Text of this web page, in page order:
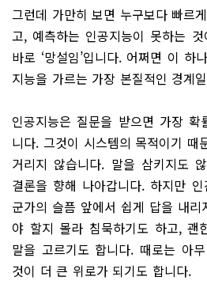
그런데 가만히 보면 누구보다 빠르
고, 예측하는 인공지능이 못하는
바로 ‘망설임’입니다. 어쩌면 이 하
지능을 가르는 가장 본질적인 경계
인공지능은 질문을 받으면 가장
니다. 그것이 시스템의 목적이기 때
거리지 않습니다. 말을 삼키지도
결론을 향해 나아갑니다. 하지만
군가의 슬픔 앞에서 쉽게 답을 내
야 할지 몰라 침묵하기도 하고, 괜
말을 고르기도 합니다. 때로는 아
것이 더 큰 위로가 되기도 합니다.